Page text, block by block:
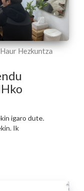
Haur Hezkuntza
igaro dute.
Ik